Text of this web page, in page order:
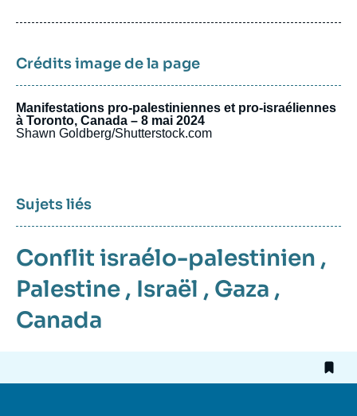
publication
Crédits image de la page
Manifestations pro-palestiniennes et pro-israéliennes
à Toronto, Canada – 8 mai 2024
Shawn Goldberg/Shutterstock.com
Sujets liés
Conflit israélo-palestinien ,
Palestine , Israël , Gaza ,
Canada